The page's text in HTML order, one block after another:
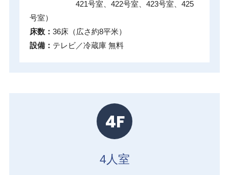
421号室、422号室、423号室、425
号室）
床数： 36床（広さ約8平米）
設備： テレビ／冷蔵庫 無料
4F
4人室